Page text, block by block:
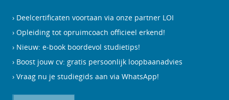
Deelcertificaten voortaan via onze partner LOI
Opleiding tot opruimcoach officieel erkend!
Nieuw: e-book boordevol studietips!
Boost jouw cv: gratis persoonlijk loopbaanadvies
Vraag nu je studiegids aan via WhatsApp!